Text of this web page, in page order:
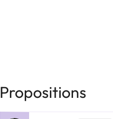
Propositions